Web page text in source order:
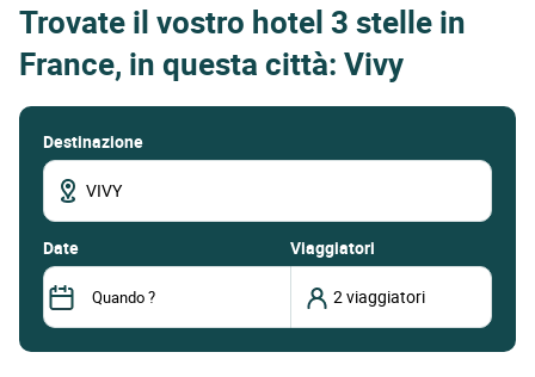
Trovate il vostro hotel 3 stelle in
France, in questa città: Vivy
Destinazione
date Viaggiatori